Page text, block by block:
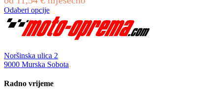
bila
je:
359,90 €.
Odaberi opcije
Ovaj
proizvod
varijanti.
Opcije
mogu
odabrati
Noršinska ulica 2
9000 Murska Sobota
Radno vrijeme